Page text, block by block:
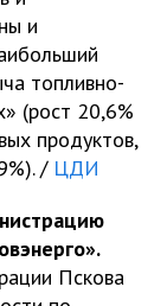
и
топливно-
(рост 20,6%
продуктов,
/ ЦДИ
Пскова